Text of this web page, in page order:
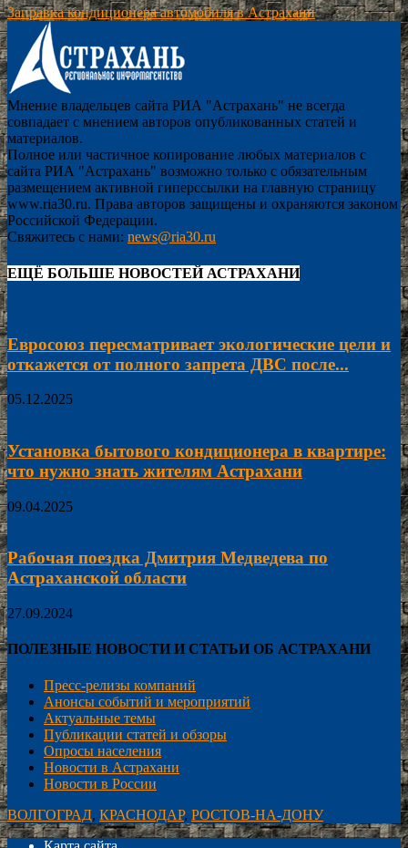
Заправка кондиционера автомобиля в Астрахани
Мнение владельцев сайта РИА "Астрахань" не всегда
совпадает с мнением авторов опубликованных статей и
материалов.
Полное или частичное копирование любых материалов с
сайта РИА "Астрахань" возможно только с обязательным
размещением активной гиперссылки на главную страницу
www.ria30.ru. Права авторов защищены и охраняются законом
Российской Федерации.
Свяжитесь с нами: news@ria30.ru
ЕЩЁ БОЛЬШЕ НОВОСТЕЙ АСТРАХАНИ
Евросоюз пересматривает экологические цели и
откажется от полного запрета ДВС после...
05.12.2025
Установка бытового кондиционера в квартире:
что нужно знать жителям Астрахани
09.04.2025
Рабочая поездка Дмитрия Медведева по
Астраханской области
27.09.2024
ПОЛЕЗНЫЕ НОВОСТИ И СТАТЬИ ОБ АСТРАХАНИ
Пресс-релизы компаний
Анонсы событий и мероприятий
Актуальные темы
Публикации статей и обзоры
Опросы населения
Новости в Астрахани
Новости в России
ВОЛГОГРАД, КРАСНОДАР, РОСТОВ-НА-ДОНУ